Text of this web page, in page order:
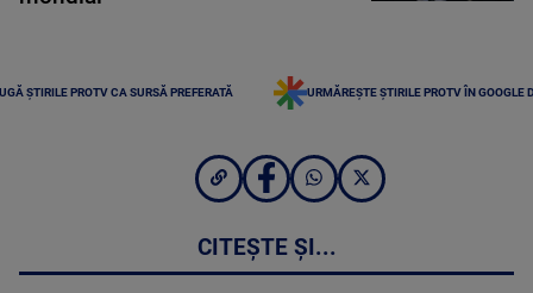
ȘTIRILE PROTV CA SURSĂ PREFERATĂ URMĂREȘTE ȘTIRILE PROTV ÎN GOOGLE
CITEȘTE ȘI...